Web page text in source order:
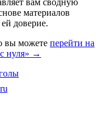
вам сводную
материалов
доверие.
вы можете перейти на
нуля» →